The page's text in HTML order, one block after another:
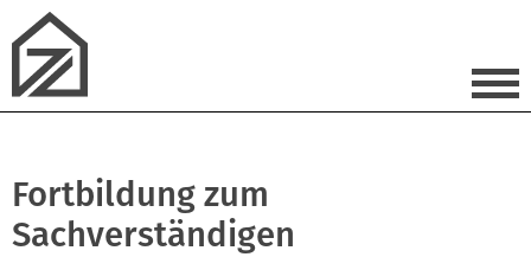
Fortbildung zum
Sachverständigen